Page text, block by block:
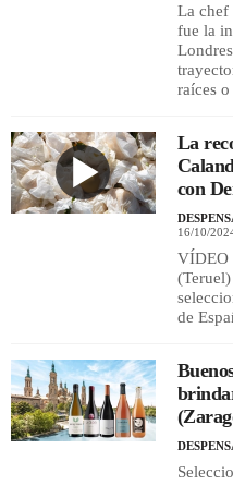
La chef
fue la
raíces
La
con
16/10/
VÍDEO
de